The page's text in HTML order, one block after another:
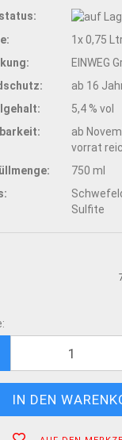
1x 0,75
EINWEG
ab 16
5,4 % vol
ab
vorrat
750 ml
Sulfite